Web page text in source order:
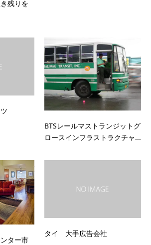
残りを
BTSレールマストランジットグ
ロースインフラストラクチャ...
ター市
タイ 大手広告会社